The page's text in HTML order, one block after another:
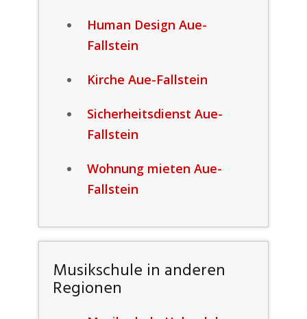
Human Design Aue-
Fallstein
Kirche Aue-Fallstein
Sicherheitsdienst Aue-
Fallstein
Wohnung mieten Aue-
Fallstein
Musikschule in anderen
Regionen